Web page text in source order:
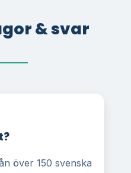
& svar
över 150 svenska